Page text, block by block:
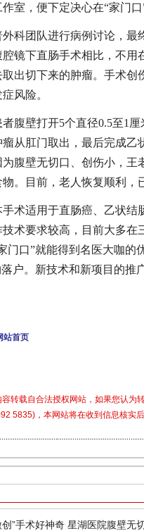
室，便下定决心在“家门口
科团队进行病例讨论，最
镜下直肠手术相比，不用
出切下来的肿瘤。手术创
风险。
腹壁打开5个直径0.5至1
从肛门取出，最后完成乙
腹壁无切口、创伤小，
。目前，老人恢复顺利，
术适用于直肠癌、乙状结
术要求较高，目前大多在
门口”就能得到名医大咖的
户。新技术和新项目的推
站首页
转载自合法授权网站，如果您认为
5835)，本网站将在收到信息核实
”手术好神奇 星湖医院腹壁无